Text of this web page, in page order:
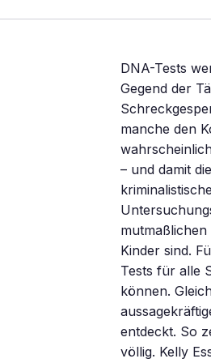
DNA-Tests werden immer beweiskräftiger. Bald könnten sie sogar verraten, aus welcher Gegend der Täter stammt. Für Mörder ist der genetische Fingerabdruck wie ein Schreckgespenst. Allein die Androhung dieses extrem beweiskräftigen Tests lässt manche den Kopf verlieren. Im April jagte ein geplanter DNA-Massentest den wahrscheinlichen Mördern der Kinder Sonja und Tom so viel Angst ein, dass sie flohen – und damit die Polizei endgültig auf ihre Fährte brachten. DNA-Tests sind längst kriminalistischer Alltag. Auch Privatleute können inzwischen bei einem der vielen Untersuchungslabors klären lassen, ob die Zigaretten im Aschenbecher vom mutmaßlichen Liebhaber ihrer Ehefrau stammen oder ob sie wirklich der Vater ihrer Kinder sind. Für den Irak-Feldzug bestellte die US-Armee bei der Firma Promega DNA-Tests für alle Soldaten, um sie notfalls nach dem Tod genetisch identifizieren zu können. Gleichzeitig machen Molekularbiologen die Tests immer schneller, billiger und aussagekräftiger – und haben im letzten Jahr sogar DNA an ungeahnten Orten entdeckt. So zerstören selbst Feuer oder Bomben diese molekularen Beweismittel nicht völlig. Kelly Esslinger von der Universität im britischen East Lansing und ihre Kollegen demonstrierten dies letztes Jahr an Rohrbomben: Freiwillige nahmen die Sprengkörper jeweils zehn Sekunden lang in die Hand. Die Forscher packten die Bomben anschließend einen Monat lang in sterile Beutel und ließen sie dann in einem Erdloch hochgehen. Die Überraschung: Auf den Splittern von 9 der 20 getesteten Bomben entdeckten die Forscher mit einem